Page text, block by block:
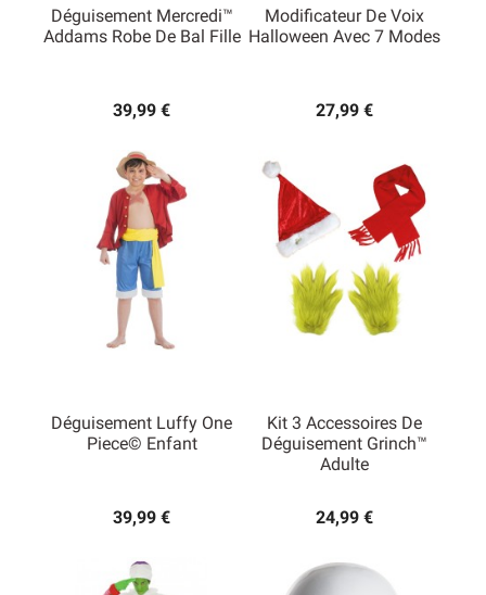
Déguisement Mercredi™
Addams Robe De Bal Fille
39,99 €
Modificateur De Voix
Halloween Avec 7 Modes
27,99 €
Déguisement Luffy One
Piece© Enfant
39,99 €
Kit 3 Accessoires De
Déguisement Grinch™
Adulte
24,99 €